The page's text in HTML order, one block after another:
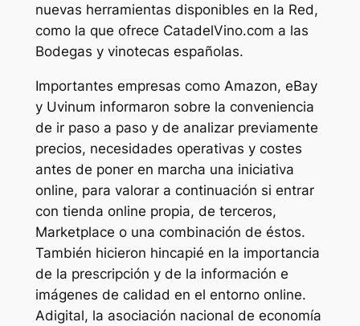
nuevas herramientas disponibles en la Red,
como la que ofrece CatadelVino.com a las
Bodegas y vinotecas españolas.
Importantes empresas como Amazon, eBay
y Uvinum informaron sobre la conveniencia
de ir paso a paso y de analizar previamente
precios, necesidades operativas y costes
antes de poner en marcha una iniciativa
online, para valorar a continuación si entrar
con tienda online propia, de terceros,
Marketplace o una combinación de éstos.
También hicieron hincapié en la importancia
de la prescripción y de la información e
imágenes de calidad en el entorno online.
Adigital, la asociación nacional de economía